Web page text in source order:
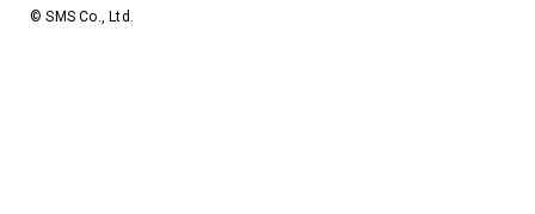
© SMS Co., Ltd.